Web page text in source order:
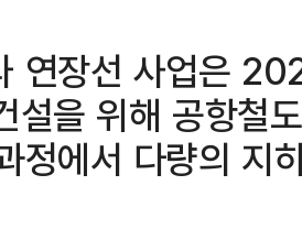
연장선 사업은
을 위해 공항철
정에서 다량의 지